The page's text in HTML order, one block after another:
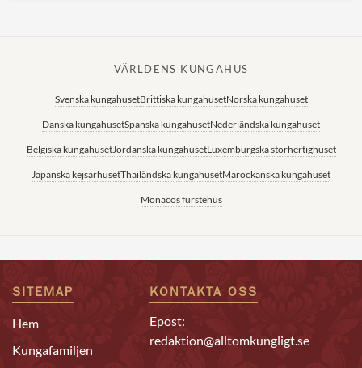
VÄRLDENS KUNGAHUS
Svenska kungahusetBrittiska kungahusetNorska kungahuset
Danska kungahusetSpanska kungahusetNederländska kungahuset
Belgiska kungahusetJordanska kungahusetLuxemburgska storhertighuset
Japanska kejsarhusetThailändska kungahusetMarockanska kungahuset
Monacos furstehus
SITEMAP
Hem
Kungafamiljen
KONTAKTA OSS
Epost:
redaktion@alltomkungligt.se